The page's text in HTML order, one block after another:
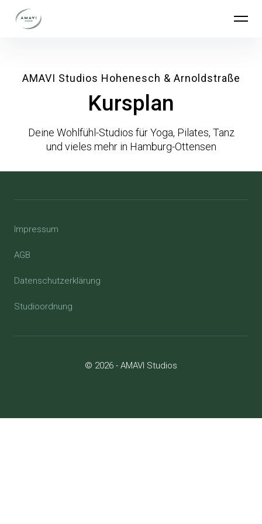
AMAVI Studios
AMAVI Studios Hohenesch & Arnoldstraße
Kursplan
Deine Wohlfühl-Studios für Yoga, Pilates, Tanz
und vieles mehr in Hamburg-Ottensen
Impressum
AGB
Datenschutzerklärung
Studioordnung
© 2026 - AMAVI Studios